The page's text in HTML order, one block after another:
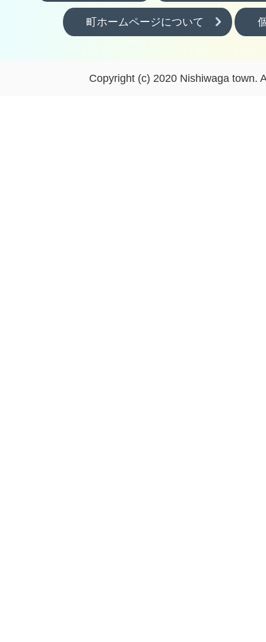
町ホームページについて
Copyright (c) 2020 Nishiwaga town.